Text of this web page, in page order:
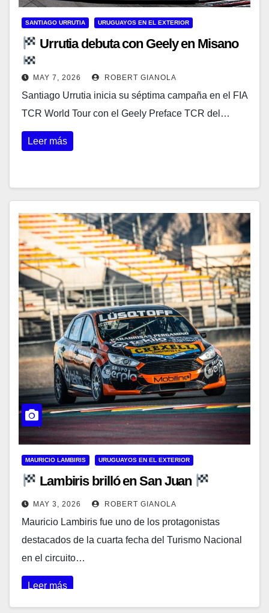
SANTIAGO URRUTIA URUGUAYOS EN EL EXTERIOR
Urrutia debuta con Geely en Misano
MAY 7, 2026 ROBERT GIANOLA
Santiago Urrutia inicia su séptima campaña en el FIA
TCR World Tour con el Geely Preface TCR del…
Leer más
MAURICIO LAMBIRIS URUGUAYOS EN EL EXTERIOR
Lambiris brilló en San Juan
MAY 3, 2026 ROBERT GIANOLA
Mauricio Lambiris fue uno de los protagonistas
destacados de la cuarta fecha del Turismo Nacional
en el circuito…
Leer más